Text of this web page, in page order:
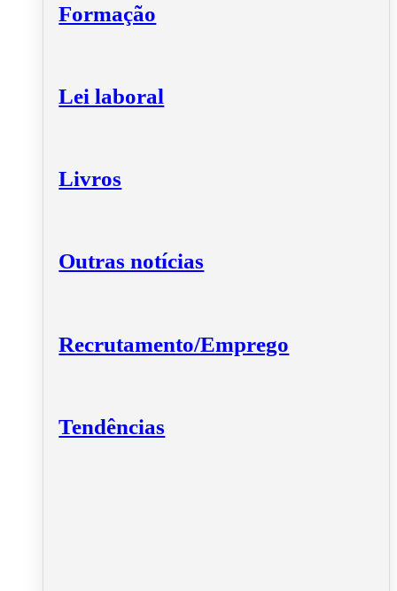
Formação
Lei laboral
Livros
Outras notícias
Recrutamento/Emprego
Tendências